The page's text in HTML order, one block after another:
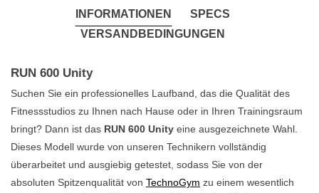
INFORMATIONEN
SPECS
VERSANDBEDINGUNGEN
RUN 600 Unity
Suchen Sie ein professionelles Laufband, das die Qualität des
Fitnessstudios zu Ihnen nach Hause oder in Ihren Trainingsraum
bringt? Dann ist das RUN 600 Unity eine ausgezeichnete Wahl.
Dieses Modell wurde von unseren Technikern vollständig
überarbeitet und ausgiebig getestet, sodass Sie von der
absoluten Spitzenqualität von TechnoGym zu einem wesentlich